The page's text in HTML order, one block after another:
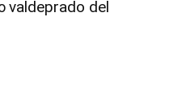
valdeprado del